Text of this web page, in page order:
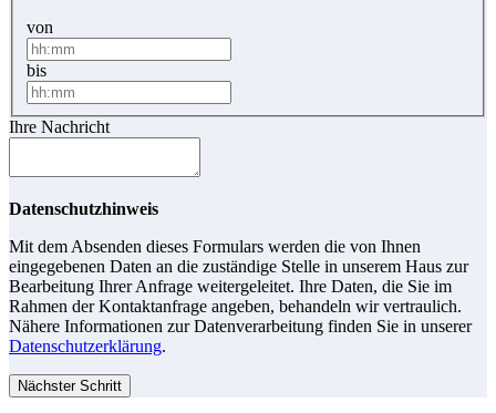
von
bis
Ihre Nachricht
Datenschutzhinweis
Mit dem Absenden dieses Formulars werden die von Ihnen
eingegebenen Daten an die zuständige Stelle in unserem Haus zur
Bearbeitung Ihrer Anfrage weitergeleitet. Ihre Daten, die Sie im
Rahmen der Kontaktanfrage angeben, behandeln wir vertraulich.
Nähere Informationen zur Datenverarbeitung finden Sie in unserer
Datenschutzerklärung.
Nächster Schritt